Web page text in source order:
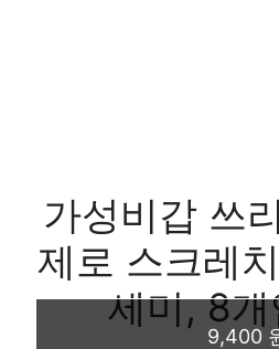
가성비갑 쓰
제로 스크레
세미, 8개
9,400